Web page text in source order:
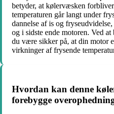
betyder, at kølervæsken
temperaturen går langt under
dannelse af is og
og i sidste ende motoren. Ved
du være sikker på, at din motor
virkninger af frysende
Hvordan kan denne
forebygge